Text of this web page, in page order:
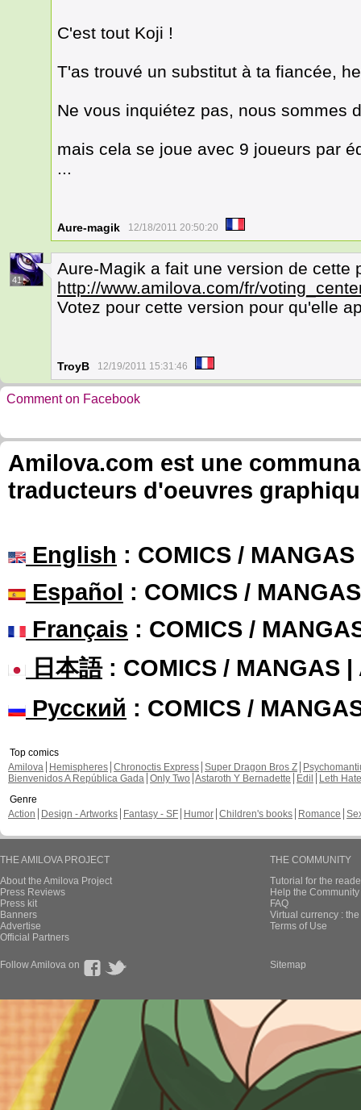
C'est tout Koji !
T'as trouvé un substitut à ta fiancée,
Ne vous inquiétez pas, nous sommes
mais cela se joue avec 9 joueurs par
...
Aure-magik 12/18/2011 20:50:20
41
Aure-Magik a fait une version de cette
http://www.amilova.com/fr/
Votez pour cette version pour qu'elle
TroyB 12/19/2011 15:31:46
Comment on Facebook
Amilova.com est une
traducteurs d'oeuvres
English : COMICS /
Español : COMICS /
Français : COMICS /
日本語: COMICS / MANGAS |
Русский : COMICS /
Top comics
Amilova
Hemispheres Chronoctis Express Super Dragon Bros Z
Bienvenidos A República Gada Only Two Astaroth Y Bernadette Edil
Leth Hate
Genre
Action
Design - Artworks Fantasy - SF Humor Children's books Romance
THE AMILOVA PROJECT
About the Amilova Project
Press Reviews
Press kit
Banners
Advertise
Official Partners
THE COMMUNITY
Tutorial for the
Help the
FAQ
Virtual currency :
Terms of Use
Follow Amilova on Sitemap